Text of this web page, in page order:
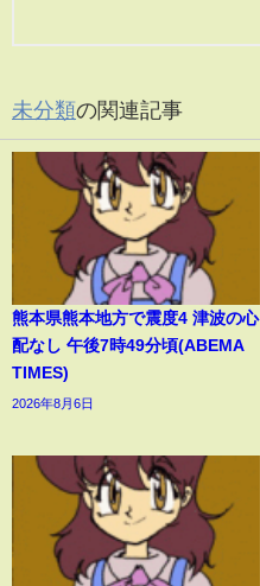
未分類の関連記事
熊本県熊本地方で震度4 津波の心
配なし 午後7時49分頃(ABEMA
TIMES)
2026年8月6日